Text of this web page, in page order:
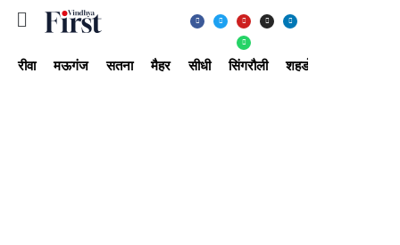
रीवा मऊगंज सतना मैहर सीधी सिंगरौली शहडोल